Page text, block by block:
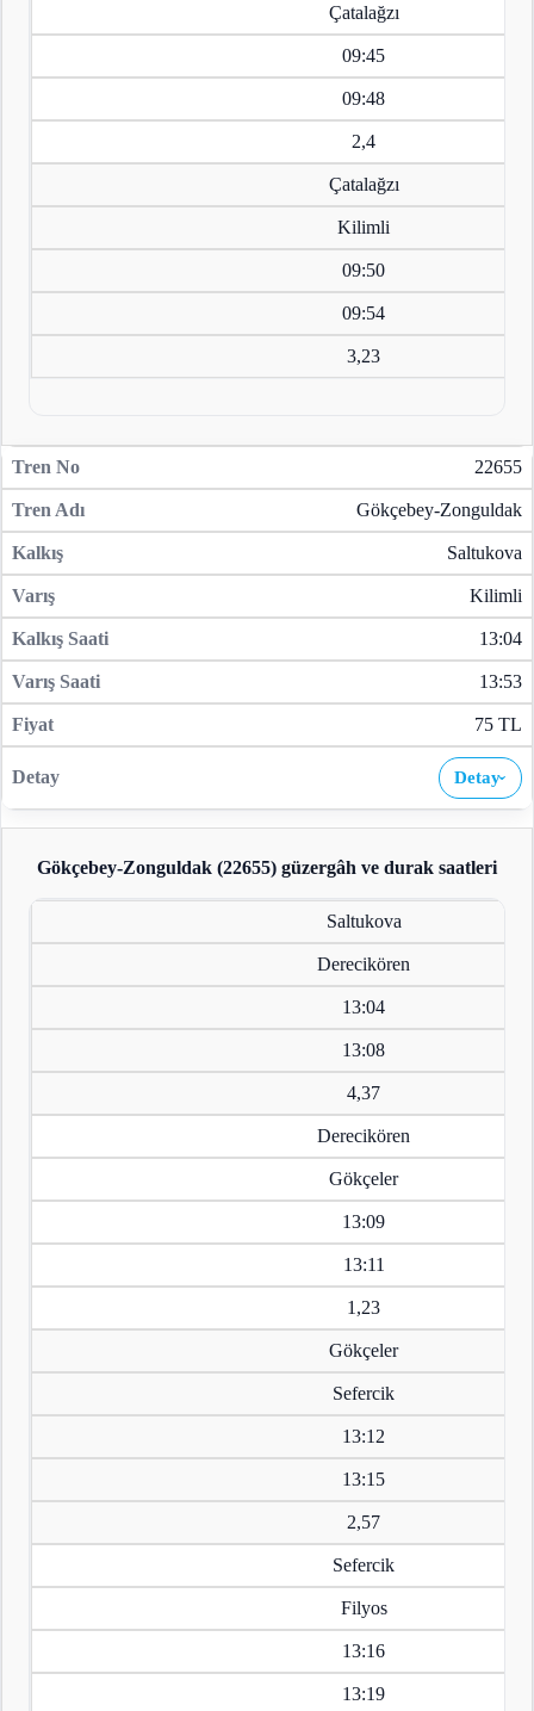
Çatalağzı
09:45
09:48
2,4
Çatalağzı
Kilimli
09:50
09:54
3,23
22655
Gökçebey-Zonguldak
Saltukova
Kilimli
13:04
13:53
75 TL
Detay›
Gökçebey-Zonguldak (22655) güzergâh ve durak saatleri
Saltukova
Derecikören
13:04
13:08
4,37
Derecikören
Gökçeler
13:09
13:11
1,23
Gökçeler
Sefercik
13:12
13:15
2,57
Sefercik
Filyos
13:16
13:19